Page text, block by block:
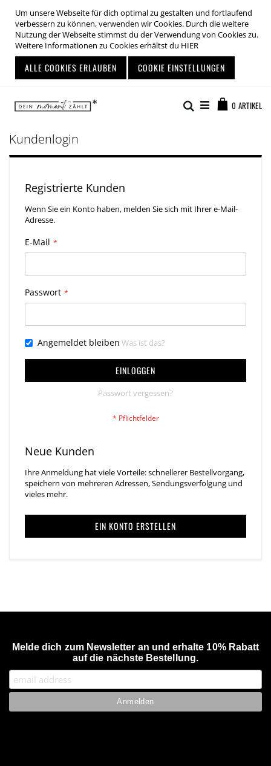
Um unsere Webseite für dich optimal zu gestalten und fortlaufend
verbessern zu können, verwenden wir Cookies. Durch die weitere
Nutzung der Webseite stimmst du der Verwendung von Cookies zu.
Weitere Informationen zu Cookies erhältst du HIER
ALLE COOKIES ERLAUBEN COOKIE EINSTELLUNGEN
Inhalt
springen
0 ARTIKEL
Suche
Kundenlogin
Registrierte Kunden
Wenn Sie ein Konto haben, melden Sie sich mit Ihrer e-Mail-
Adresse.
E-Mail
Passwort
Angemeldet bleiben Was ist das?
EINLOGGEN
Passwort vergessen?
Neue Kunden
Ihre Anmeldung hat viele Vorteile: schnellerer Bestellvorgang,
speichern von mehreren Adressen, Sendungsverfolgung und
vieles mehr.
EIN KONTO ERSTELLEN
Melde dich zum Newsletter an und erhalte 10% Rabatt
auf die nächste Bestellung.